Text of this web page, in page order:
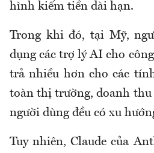
hình kiếm tiền dài hạn.
Trong khi đó, tại Mỹ,
dụng các trợ lý AI cho
trả nhiều hơn cho các
toàn thị trường, doanh
người dùng đều có xu
Tuy nhiên, Claude của